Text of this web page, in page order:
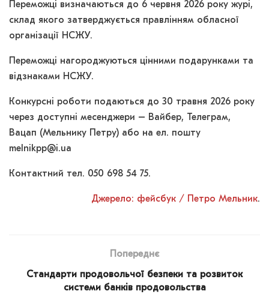
Переможці визначаються до 6 червня 2026 року журі,
склад якого затверджується правлінням обласної
організації НСЖУ.
Переможці нагороджуються цінними подарунками та
відзнаками НСЖУ.
Конкурсні роботи подаються до 30 травня 2026 року
через доступні месенджери – Вайбер, Телеграм,
Вацап (Мельнику Петру) або на ел. пошту
melnikpp@i.ua
Контактний тел. 050 698 54 75.
Джерело: фейсбук / Петро Мельник.
Попереднє
Стандарти продовольчої безпеки та розвиток
системи банків продовольства